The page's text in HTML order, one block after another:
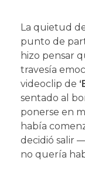
La quietud
punto de
hizo pensar
travesía
videoclip de
sentado al
ponerse en
había
decidió salir
no quería